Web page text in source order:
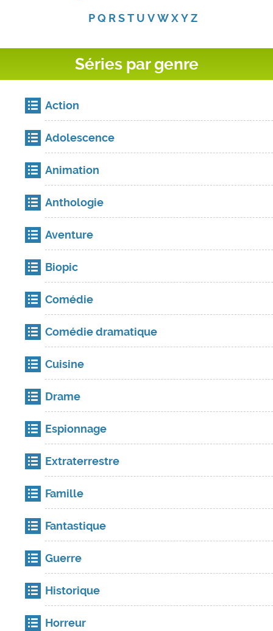
P Q R S T U V W X Y Z
Séries par genre
Action
Adolescence
Animation
Anthologie
Aventure
Biopic
Comédie
Comédie dramatique
Cuisine
Drame
Espionnage
Extraterrestre
Famille
Fantastique
Guerre
Historique
Horreur